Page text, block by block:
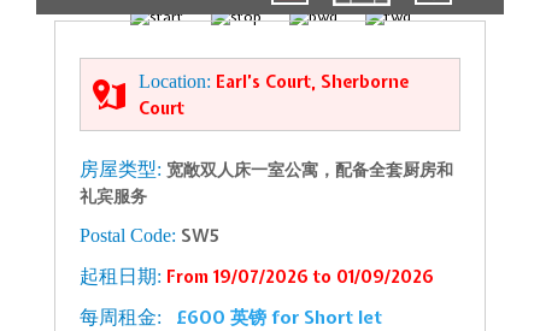
Location: Earl’s Court, Sherborne
Court
房屋类型: 宽敞双人床一室公寓，配备全套厨房和
礼宾服务
Postal Code: SW5
起租日期: From 19/07/2026 to 01/09/2026
每周租金: £600 英镑 for Short let